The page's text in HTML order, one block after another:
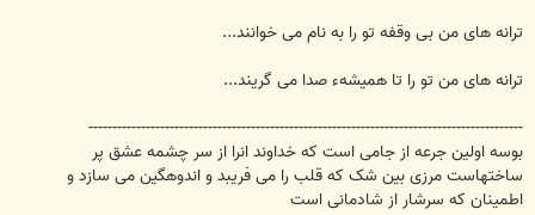
ترانه های من بی وقفه تو را به نام می خوانند...
ترانه های من تو را تا همیشهء صدا می گریند...
-------------------------------------------------------------------------------------------
بوسه اولین جرعه از جامی است که خداوند انرا از سر چشمه عشق پر
ساختهاست مرزی بین شک که قلب را می فریبد و اندوهگین می سازد و
اطمینان که سرشار از شادمانی است